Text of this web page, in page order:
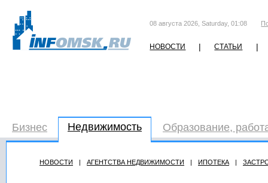
08 августа 2026, Saturday, 01:08
НОВОСТИ | СТАТЬИ |
Бизнес Недвижимость Образование,
НОВОСТИ | АГЕНТСТВА НЕДВИЖИМОСТИ | ИПОТЕКА |